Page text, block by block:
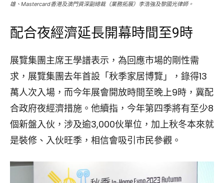
雄、Mastercard香港及澳門資深副總裁（業務拓展）李浩強及黎國光律師。
配合夜經濟延長開幕時間至9時
展覽集團主席王學譜表示，為回應市場的剛性需
求，展覽集團去年首設「秋季家居博覽」，錄得13
萬人次入場，而今年展會開放時間至晚上9時，冀配
合政府夜經濟措施。他續指，今年第四季將有至少8
個新盤入伙，涉及逾3,000伙單位，加上秋冬本來就
是裝修、入伙旺季，相信會吸引市民參觀。